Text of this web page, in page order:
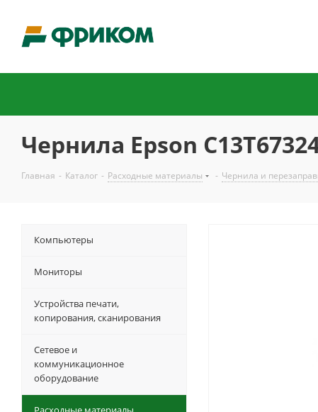
Чернила Epson
Главная - Каталог - Расходные материалы - Чернила и
Компьютеры
Мониторы
Устройства печати,
копирования, сканирования
Сетевое и
коммуникационное
оборудование